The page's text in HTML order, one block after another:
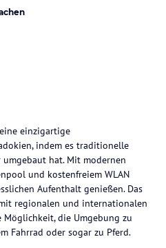
einzigartige
indem es traditionelle
hat. Mit modernen
und kostenfreiem WLAN
Aufenthalt genießen. Das
regionalen und internationalen
die Umgebung zu
Fahrrad oder sogar zu Pferd.